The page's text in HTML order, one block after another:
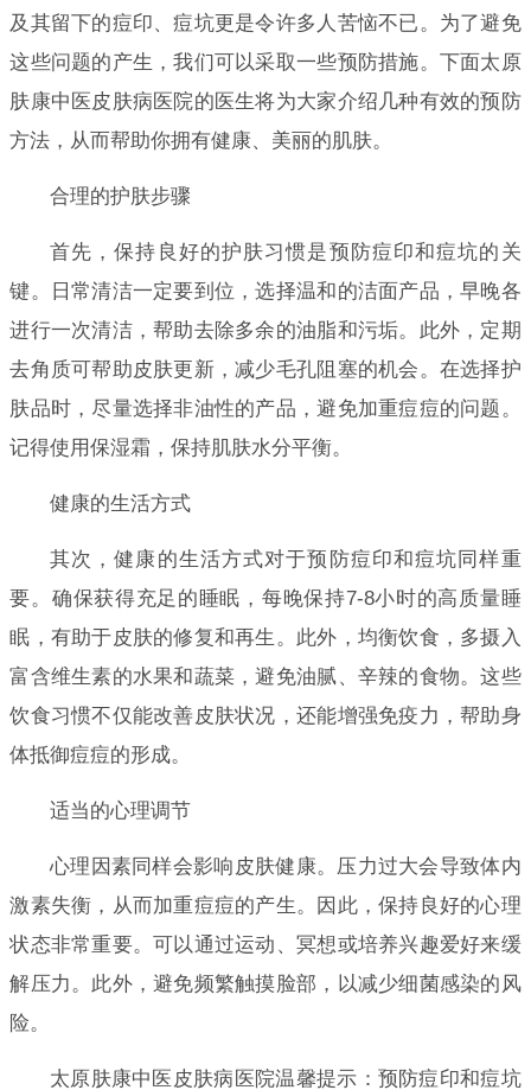
及其留下的痘印、痘坑更是令许多人苦恼不已。为了避免
这些问题的产生，我们可以采取一些预防措施。下面太原
肤康中医皮肤病医院的医生将为大家介绍几种有效的预防
方法，从而帮助你拥有健康、美丽的肌肤。
合理的护肤步骤
首先，保持良好的护肤习惯是预防痘印和痘坑的关
键。日常清洁一定要到位，选择温和的洁面产品，早晚各
进行一次清洁，帮助去除多余的油脂和污垢。此外，定期
去角质可帮助皮肤更新，减少毛孔阻塞的机会。在选择护
肤品时，尽量选择非油性的产品，避免加重痘痘的问题。
记得使用保湿霜，保持肌肤水分平衡。
健康的生活方式
其次，健康的生活方式对于预防痘印和痘坑同样重
要。确保获得充足的睡眠，每晚保持7-8小时的高质量睡
眠，有助于皮肤的修复和再生。此外，均衡饮食，多摄入
富含维生素的水果和蔬菜，避免油腻、辛辣的食物。这些
饮食习惯不仅能改善皮肤状况，还能增强免疫力，帮助身
体抵御痘痘的形成。
适当的心理调节
心理因素同样会影响皮肤健康。压力过大会导致体内
激素失衡，从而加重痘痘的产生。因此，保持良好的心理
状态非常重要。可以通过运动、冥想或培养兴趣爱好来缓
解压力。此外，避免频繁触摸脸部，以减少细菌感染的风
险。
太原肤康中医皮肤病医院温馨提示：预防痘印和痘坑